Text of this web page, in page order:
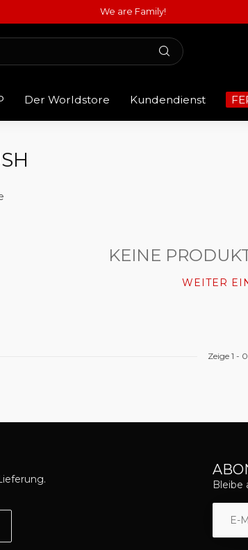
We are Family!
Der Worldstore Kundendienst
KEINE
WEITER
Zeige 1 - 0
Bleibe